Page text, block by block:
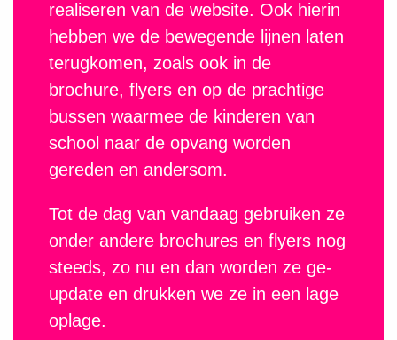
realiseren van de website. Ook hierin
hebben we de bewegende lijnen laten
terugkomen, zoals ook in de
brochure, flyers en op de prachtige
bussen waarmee de kinderen van
school naar de opvang worden
gereden en andersom.
Tot de dag van vandaag gebruiken ze
onder andere brochures en flyers nog
steeds, zo nu en dan worden ze ge-
update en drukken we ze in een lage
oplage.